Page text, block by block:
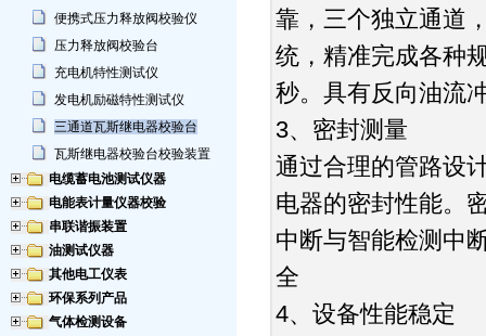
便携式压力释放阀校验仪
压力释放阀校验台
充电机特性测试仪
发电机励磁特性测试仪
三通道瓦斯继电器校验台
瓦斯继电器校验台校验装置
电缆蓄电池测试仪器
电能表计量仪器校验
串联谐振装置
油测试仪器
其他电工仪表
环保系列产品
气体检测设备
靠，三个独立通道
统，精准完成各种
秒。具有反向油流
3、密封测量
通过合理的管路设
电器的密封性能。
中断与智能检测中
全
4、设备性能稳定